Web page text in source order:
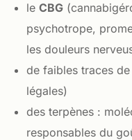
leCBG
psychotrope,
les douleurs
de faibles traces
légales)
des terpènes :
responsables du